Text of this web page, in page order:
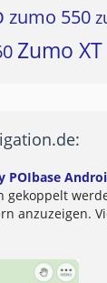
zumo 550
Zumo XT
POIbase
gekoppelt
anzuzeigen.